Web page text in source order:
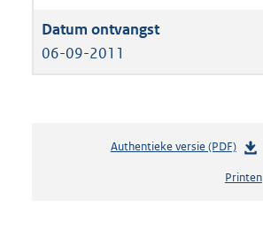
06-09-2011
Authentieke versie (PDF)b
s
Printen